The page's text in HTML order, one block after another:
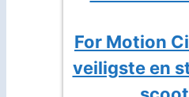
For Motion
veiligste en